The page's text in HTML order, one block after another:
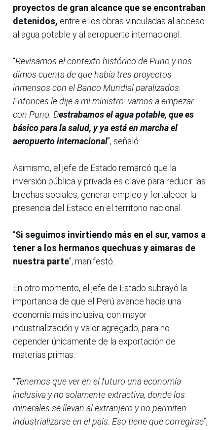
proyectos de gran alcance que se encontraban
detenidos, entre ellos obras vinculadas al acceso
al agua potable y al aeropuerto internacional.
“Revisamos el contexto histórico de Puno y nos
dimos cuenta de que había tres proyectos
inmensos con el Banco Mundial paralizados.
Entonces le dije a mi ministro: vamos a empezar
con Puno. Destrabamos el agua potable, que es
básico para la salud, y ya está en marcha el
aeropuerto internacional”, señaló.
Asimismo, el jefe de Estado remarcó que la
inversión pública y privada es clave para reducir las
brechas sociales, generar empleo y fortalecer la
presencia del Estado en el territorio nacional.
“Si seguimos invirtiendo más en el sur, vamos a
tener a los hermanos quechuas y aimaras de
nuestra parte”, manifestó.
En otro momento, el jefe de Estado subrayó la
importancia de que el Perú avance hacia una
economía más inclusiva, con mayor
industrialización y valor agregado, para no
depender únicamente de la exportación de
materias primas.
“Tenemos que ver en el futuro una economía
inclusiva y no solamente extractiva, donde los
minerales se llevan al extranjero y no permiten
industrializarse en el país. Eso tiene que corregirse”,